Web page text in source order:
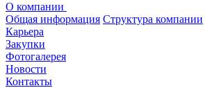
О компании
Общая информация Структура компании
Карьера
Закупки
Фотогалерея
Новости
Контакты